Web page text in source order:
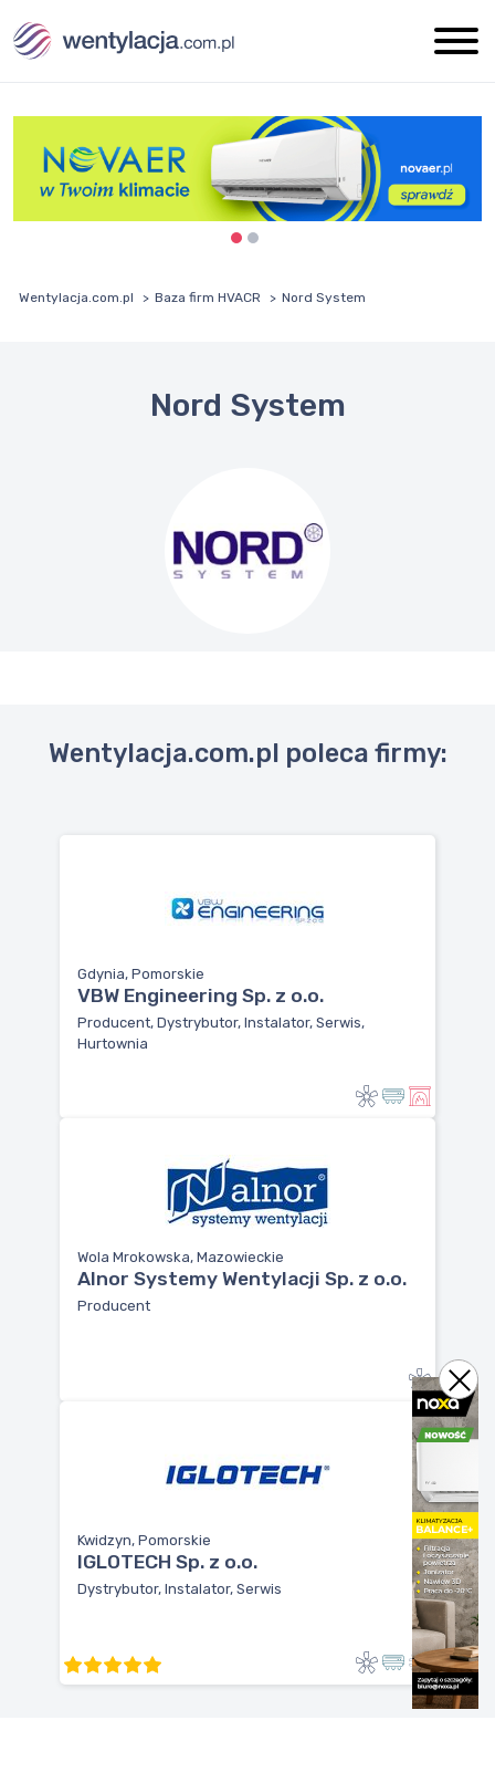
Wentylacja.com.pl Baza firm HVACR Nord System
Nord System
Wentylacja.com.pl poleca firmy:
Gdynia, Pomorskie
VBW Engineering Sp. z o.o.
Producent, Dystrybutor, Instalator, Serwis,
Hurtownia
Wola Mrokowska, Mazowieckie
Alnor Systemy Wentylacji Sp. z o.o.
Producent
Kwidzyn, Pomorskie
IGLOTECH Sp. z o.o.
Dystrybutor, Instalator, Serwis